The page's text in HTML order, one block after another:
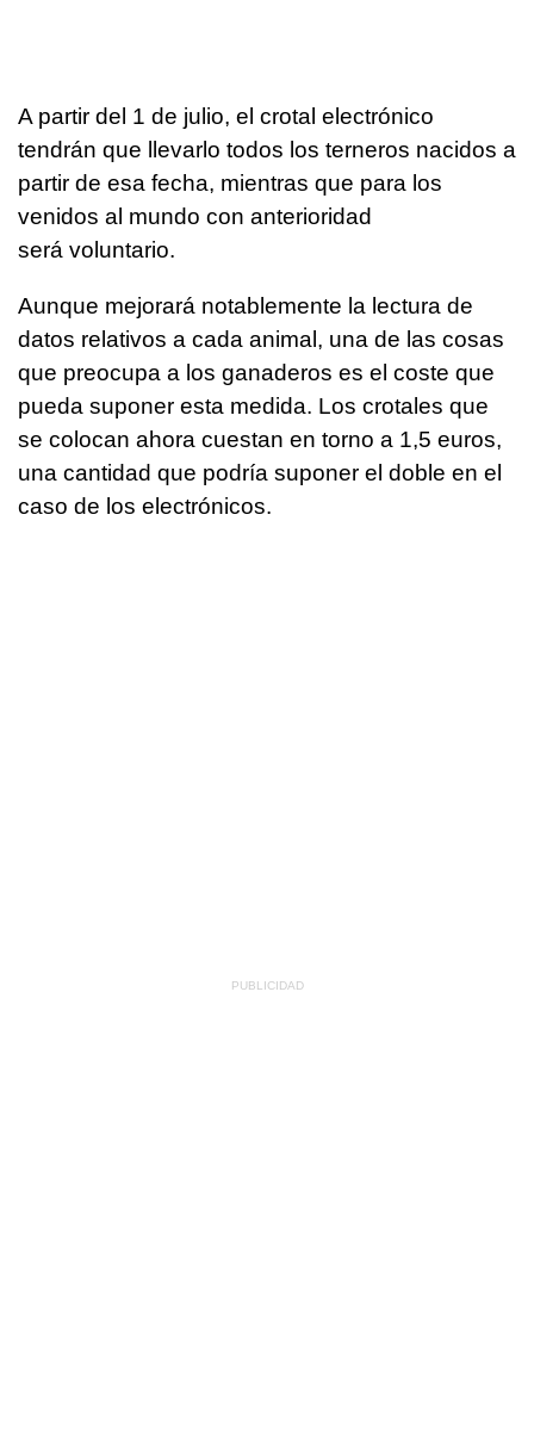
A partir del 1 de julio, el crotal electrónico
tendrán que llevarlo todos los terneros nacidos a
partir de esa fecha, mientras que para los
venidos al mundo con anterioridad
será voluntario.
Aunque mejorará notablemente la lectura de
datos relativos a cada animal, una de las cosas
que preocupa a los ganaderos es el coste que
pueda suponer esta medida. Los crotales que
se colocan ahora cuestan en torno a 1,5 euros,
una cantidad que podría suponer el doble en el
caso de los electrónicos.